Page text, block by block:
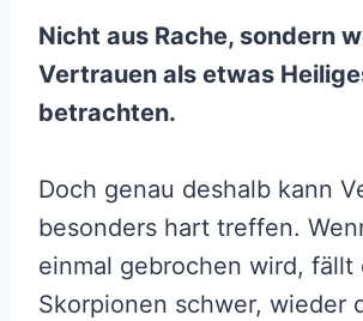
Nicht aus Rache, sondern
Vertrauen als etwas
betrachten.
Doch genau deshalb kann
besonders hart treffen.
einmal gebrochen wird, fällt
Skorpionen schwer, wieder